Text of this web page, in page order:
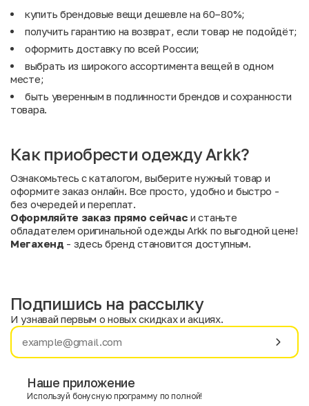
купить брендовые вещи дешевле на 60–80%;
получить гарантию на возврат, если товар не подойдёт;
оформить доставку по всей России;
выбрать из широкого ассортимента вещей в одном
месте;
быть уверенным в подлинности брендов и сохранности
товара.
Как приобрести одежду Arkk?
Ознакомьтесь с каталогом, выберите нужный товар и
оформите заказ онлайн. Все просто, удобно и быстро -
без очередей и переплат.
Оформляйте заказ прямо сейчас и станьте
обладателем оригинальной одежды Arkk по выгодной цене!
Мегахенд - здесь бренд становится доступным.
Имя
E-mail
Подпишись на рассылку
И узнавай первым о новых скидках и акциях.
Наше приложение
Используй бонусную программу по полной!